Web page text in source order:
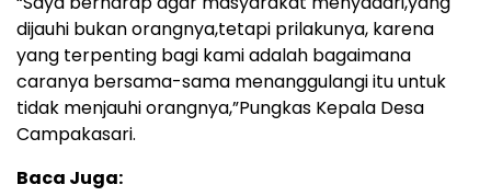
dijauhi bukan orangnya,tetapi prilakunya, karena
yang terpenting bagi kami adalah bagaimana
caranya bersama-sama menanggulangi itu untuk
tidak menjauhi orangnya,”Pungkas Kepala Desa
Campakasari.
Baca Juga: